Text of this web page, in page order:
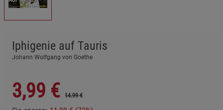
Iphigenie auf Tauris
Johann Wolfgang von Goethe
3,99 € 14.99 €